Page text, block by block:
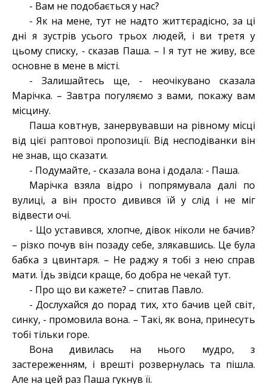
- Вам не подобається у нас?
- Як на мене, тут не надто життєрадісно, за ці
дні я зустрів усього трьох людей, і ви третя у
цьому списку, - сказав Паша. – І я тут не живу, все
основне в мене в місті.
- Залишайтесь ще, - неочікувано сказала
Марічка. – Завтра погуляємо з вами, покажу вам
місцину.
Паша ковтнув, занервувавши на рівному місці
від цієї раптової пропозиції. Від несподіванки він
не знав, що сказати.
- Подумайте, - сказала вона і додала: - Паша.
Марічка взяла відро і попрямувала далі по
вулиці, а він просто дивився їй у слід і не міг
відвести очі.
- Що уставився, хлопче, дівок ніколи не бачив?
– різко почув він позаду себе, злякавшись. Це була
бабка з цвинтаря. – Не раджу я тобі з нею справ
мати. Їдь звідси краще, бо добра не чекай тут.
- Про що ви кажете? – спитав Павло.
- Дослухайся до порад тих, хто бачив цей світ,
синку, - промовила вона. – Такі, як вона, принесуть
тобі тільки горе.
Вона дивилась на нього мудро, з
застереженням, і врешті розвернулась та пішла.
Але на цей раз Паша гукнув її.